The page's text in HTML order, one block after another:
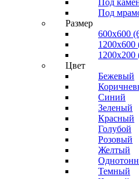
Под
Под
Размер
600х600
1200х600
1200х200
Цвет
Бежевый
Синий
Зеленый
Красный
Голубой
Розовый
Желтый
Темный